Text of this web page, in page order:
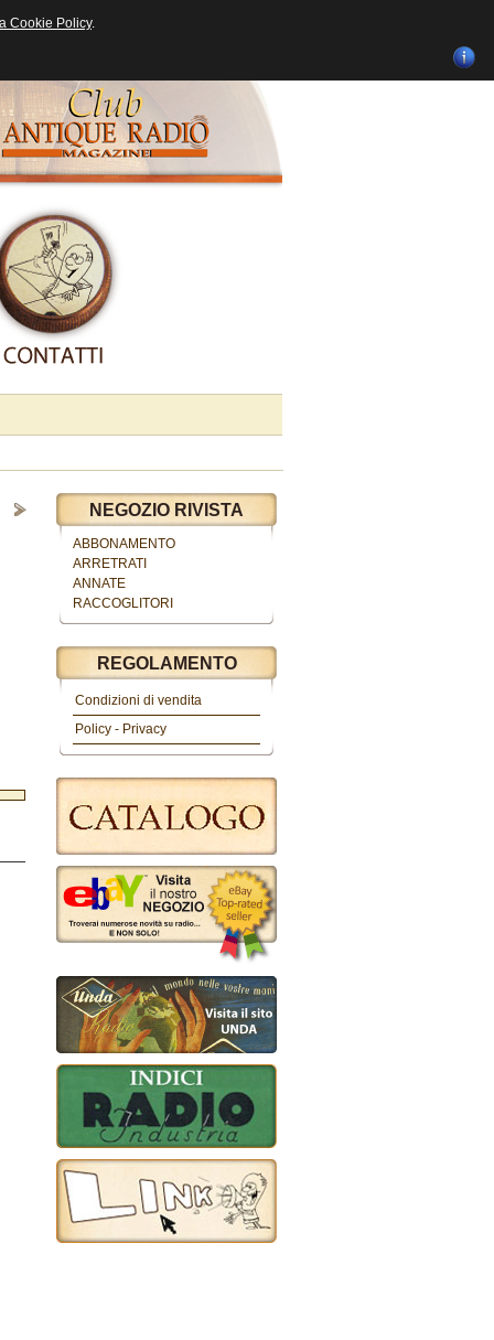
NEGOZIO RIVISTA
ABBONAMENTO
ARRETRATI
ANNATE
RACCOGLITORI
REGOLAMENTO
Condizioni di vendita
Policy - Privacy
Cookie Policy.